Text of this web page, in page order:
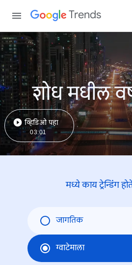
Trends
शोध मधील
व्हिडिओ पहा
03:01
मध्ये काय ट्रेन्डिंंग
जागतिक
ग्वाटेमाला